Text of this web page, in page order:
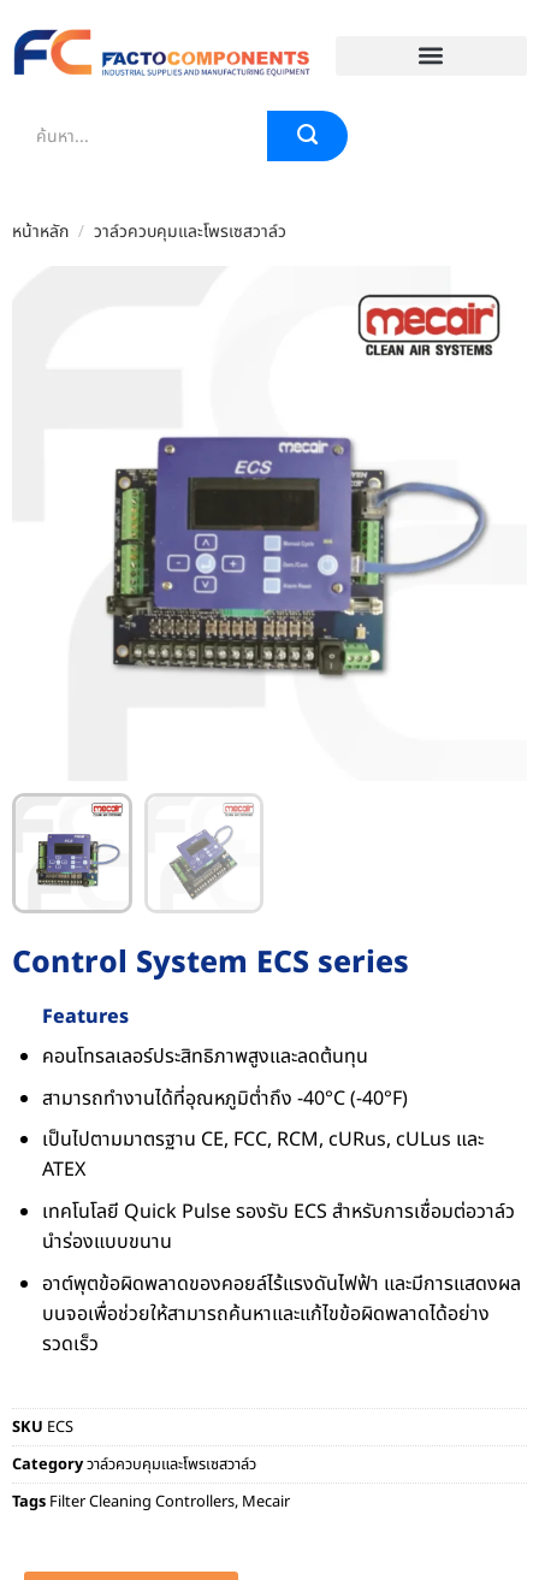
หน้าหลัก / วาล์วควบคุมและโพรเซสวาล์ว
Control System ECS series
Features
คอนโทรลเลอร์ประสิทธิภาพสูงและลดต้นทุน
สามารถทำงานได้ที่อุณหภูมิต่ำถึง −40°C (−40°F)
เป็นไปตามมาตรฐาน CE, FCC, RCM, cURus, cULus และ
ATEX
เทคโนโลยี Quick Pulse รองรับ ECS สำหรับการเชื่อมต่อวาล์ว
นำร่องแบบขนาน
อาต์พุตข้อผิดพลาดของคอยล์ไร้แรงดันไฟฟ้า และมีการแสดงผล
บนจอเพื่อช่วยให้สามารถค้นหาและแก้ไขข้อผิดพลาดได้อย่าง
รวดเร็ว
SKU ECS
Categoryวาล์วควบคุมและโพรเซสวาล์ว
Tags Filter Cleaning Controllers, Mecair